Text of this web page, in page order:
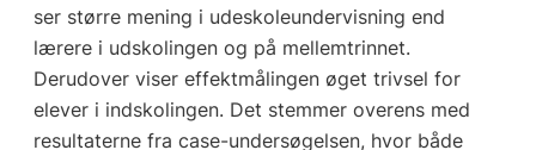
ser større mening i udeskoleundervisning end
lærere i udskolingen og på mellemtrinnet.
Derudover viser effektmålingen øget trivsel for
elever i indskolingen. Det stemmer overens med
resultaterne fra case-undersøgelsen, hvor både